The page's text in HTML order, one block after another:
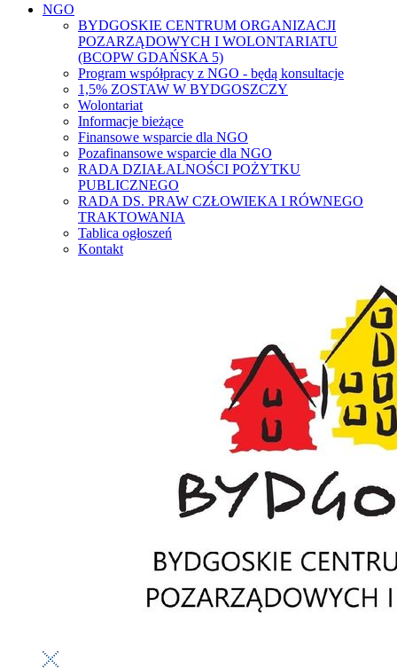
NGO
BYDGOSKIE CENTRUM ORGANIZACJI
POZARZĄDOWYCH I WOLONTARIATU
(BCOPW GDAŃSKA 5)
Program współpracy z NGO - będą konsultacje
1,5% ZOSTAW W BYDGOSZCZY
Wolontariat
Informacje bieżące
Finansowe wsparcie dla NGO
Pozafinansowe wsparcie dla NGO
RADA DZIAŁALNOŚCI POŻYTKU
PUBLICZNEGO
RADA DS. PRAW CZŁOWIEKA I RÓWNEGO
TRAKTOWANIA
Tablica ogłoszeń
Kontakt